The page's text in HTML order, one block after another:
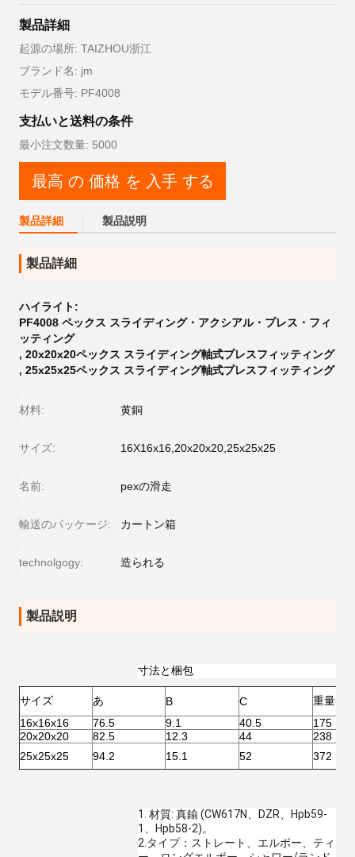
製品詳細
起源の場所: TAIZHOU浙江
ブランド名: jm
モデル番号: PF4008
支払いと送料の条件
最小注文数量: 5000
最高 の 価格 を 入手 する
製品詳細 製品説明
製品詳細
ハイライト:
PF4008 ペックス スライディング・アクシアル・プレス・フィ
ッティング
, 20x20x20ペックス スライディング軸式プレスフィッティング
, 25x25x25ペックス スライディング軸式プレスフィッティング
材料: 黄銅
サイズ: 16X16x16,20x20x20,25x25x25
名前: pexの滑走
輸送のパッケージ: カートン箱
technolgogy: 造られる
製品説明
寸法と梱包
サイズ あ B C
重量(g)
16x16x16
76.5 9.1 40.5
175
20x20x20
82.5 12.3 44
238
25x25x25
94.2 15.1 52 372
1. 材質: 真鍮 (CW617N、DZR、Hpb59-
1、Hpb58-2)。
2.タイプ：ストレート、エルボー、ティ